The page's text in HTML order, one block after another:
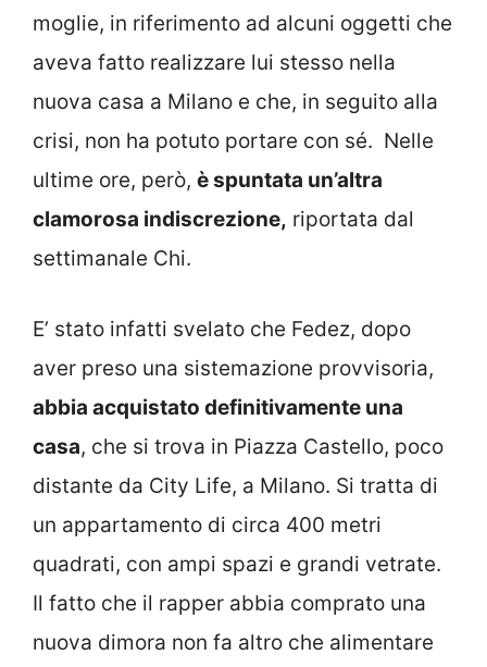
moglie, in riferimento ad alcuni oggetti che
aveva fatto realizzare lui stesso nella
nuova casa a Milano e che, in seguito alla
crisi, non ha potuto portare con sé. Nelle
ultime ore, però, è spuntata un’altra
clamorosa indiscrezione, riportata dal
settimanale Chi.
E’ stato infatti svelato che Fedez, dopo
aver preso una sistemazione provvisoria,
abbia acquistato definitivamente una
casa, che si trova in Piazza Castello, poco
distante da City Life, a Milano. Si tratta di
un appartamento di circa 400 metri
quadrati, con ampi spazi e grandi vetrate.
Il fatto che il rapper abbia comprato una
nuova dimora non fa altro che alimentare